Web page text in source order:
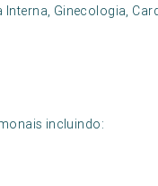
Ginecologia,
incluindo: